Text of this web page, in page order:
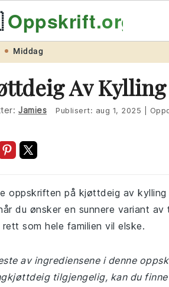
Oppskrift.org
Middag
Av
Jamies Publisert: aug 1, 2025
oppskriften på kjøttdeig av
du ønsker en sunnere variant
rett som hele familien vil elske.
av ingrediensene i denne
tilgjengelig, kan du